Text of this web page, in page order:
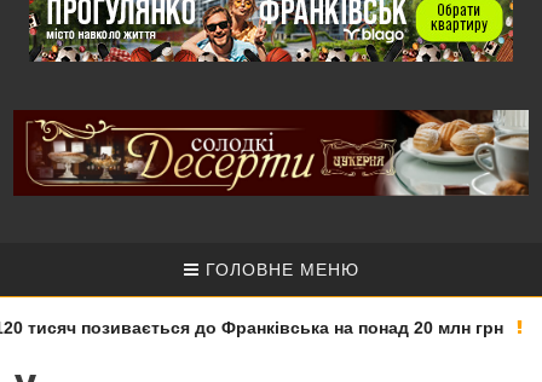
ГОЛОВНЕ МЕНЮ
позивається до Франківська на понад 20 млн грн